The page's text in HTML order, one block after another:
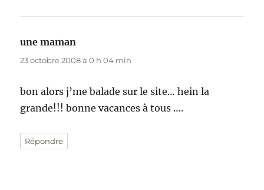
une maman
23 octobre 2008 à 0 h 04 min
bon alors j’me balade sur le site… hein la
grande!!! bonne vacances à tous ….
Répondre